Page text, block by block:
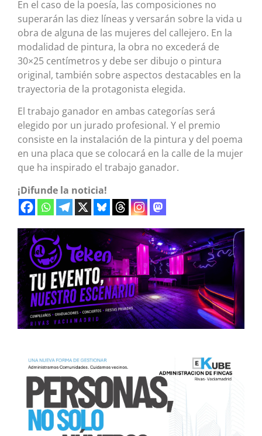
En el caso de la poesía, las composiciones no
superarán las diez líneas y versarán sobre la vida u
obra de alguna de las mujeres del callejero. En la
modalidad de pintura, la obra no excederá de
30×25 centímetros y debe ser dibujo o pintura
original, también sobre aspectos destacables en la
trayectoria de la protagonista elegida.
El trabajo ganador en ambas categorías será
elegido por un jurado profesional. Y el premio
consiste en la instalación de la pintura y del poema
en una placa que se colocará en la calle de la mujer
que ha inspirado el trabajo ganador.
¡Difunde la noticia!